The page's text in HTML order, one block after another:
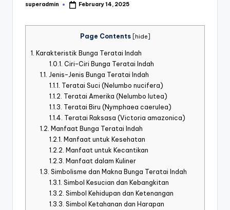
Posted
superadmin February 14, 2025
Page Contents [hide]
1.
Karakteristik Bunga Teratai Indah
1.0.1. Ciri-Ciri Bunga Teratai Indah
1.1. Jenis-Jenis Bunga Teratai Indah
1.1.1. Teratai Suci (Nelumbo nucifera)
1.1.2. Teratai Amerika (Nelumbo lutea)
1.1.3. Teratai Biru (Nymphaea caerulea)
1.1.4. Teratai Raksasa (Victoria amazonica)
1.2. Manfaat Bunga Teratai Indah
1.2.1.
Manfaat untuk Kesehatan
1.2.2. Manfaat untuk Kecantikan
1.2.3. Manfaat dalam Kuliner
1.3. Simbolisme dan Makna Bunga Teratai Indah
1.3.1. Simbol Kesucian dan Kebangkitan
1.3.2. Simbol Kehidupan dan Ketenangan
1.3.3. Simbol Ketahanan dan Harapan